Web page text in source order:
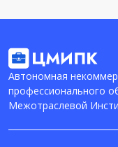
Автономная
профессионального
Межотраслевой